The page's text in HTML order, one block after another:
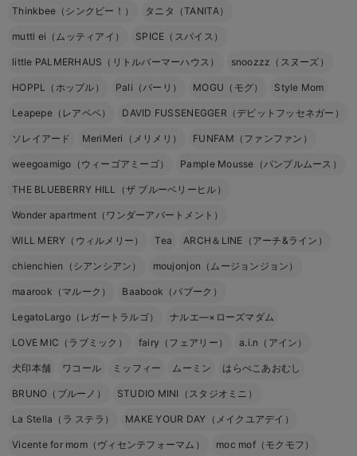
Thinkbee（シンクビー！） タニタ（TANITA）
mutti ei（ムッティアイ） SPICE（スパイス）
little PALMERHAUS（リトルパーマーハウス） snoozzz（スヌーズ）
HOPPL（ホップル） Pali（パーリ） MOGU（モグ） Style Mom
Leapepe（レアペペ） DAVID FUSSENEGGER（デビットフッセネガー）
ソレイアード MeriMeri（メリメリ） FUNFAM（ファンファン）
weegoamigo（ウィーゴアミーゴ） Pample Mousse（パンプルムース）
THE BLUEBERRY HILL（ザ ブルーベリーヒル）
Wonder apartment（ワンダーアパートメント）
WILL MERY（ウィルメリー） Tea ARCH＆LINE（アーチ&ライン）
chienchien（シアンシアン） moujonjon（ムージョンジョン）
maarook（マルーク） Baabook（バブーク）
LegatoLargo（レガートラルゴ） ナルエ―×ローズマダム
LOVE MIC（ラブミック） fairy（フェアリー） a.i.n（アイン）
犬印本舗 ワコール ミッフィー ムーミン はらぺこあおむし
BRUNO（ブルーノ） STUDIO MINI（スタジオミニ）
La Stella（ラ ステラ） MAKE YOUR DAY（メイクユアデイ）
Vicente for mom（ヴィセンテフォーマム） moc mof（モクモフ）